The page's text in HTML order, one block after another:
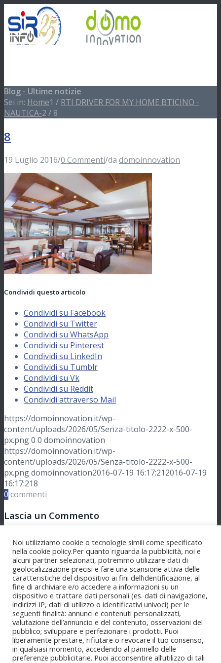
Menu Menu
Blog - Ultime notizie
Sei in: Home1 / RTI DRIVER FOR MY HOME BTICINO -
NAUTICA-2 / 8
8
19 Luglio 2016/0 Commenti/da domoinnovation
Condividi questo articolo
Condividi su Facebook
Condividi su Twitter
Condividi su WhatsApp
Condividi su Pinterest
Condividi su LinkedIn
Condividi su Tumblr
Condividi su Vk
Condividi su Reddit
Condividi attraverso Mail
https://domoinnovation.it/wp-
content/uploads/2026/05/Senza-titolo-2222-x-500-
px.png0 0 domoinnovation
https://domoinnovation.it/wp-
content/uploads/2026/05/Senza-titolo-2222-x-500-
px.pngdomoinnovation2016-07-19 16:17:212016-07-19
16:17:218
0 commenti
Lascia un Commento
Sentitevi liberi di contribuire!
Lascia un commento
Devi essereconnessoper inviare un commento.
Domo Innovation è un marchio registrato daSIRIANNI
INFORMATICA SRL (SIRINFO SRL)- Società con unico
socio - Via A.Tenuta N°12 -Zona Ind.-87036 RENDE (CS) -
ITALY - P. IVA 02409470784 Email info@domoinnovation.it
| Rea N°163224 - Cap. Soc. € 300.000 i.v. -Enfold Theme
Noi utilizziamo cookie o tecnologie simili come specificato
nella cookie policy.Per quanto riguarda la pubblicità, noi e
alcuni partner selezionati, potremmo utilizzare dati di
geolocalizzazione precisi e fare una scansione attiva delle
caratteristiche del dispositivo ai fini dell’identificazione, al
fine di archiviare e/o accedere a informazioni su un
dispositivo e trattare dati personali (es. dati di navigazione,
indirizzi IP, dati di utilizzo o identificativi univoci) per le
seguenti finalità: annunci e contenuti personalizzati,
valutazione dell’annuncio e del contenuto, osservazioni del
pubblico; sviluppare e perfezionare i prodotti. Puoi
liberamente prestare, rifiutare o revocare il tuo consenso,
in qualsiasi momento, accedendo al pannello delle
preferenze pubblicitarie. Puoi acconsentire all’utilizzo di tali